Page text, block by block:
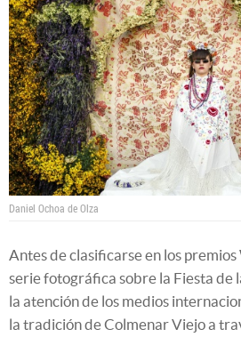
Daniel Ochoa de Olza
Antes de clasificarse en los
serie fotográfica sobre la Fiesta de
la atención de los medios
la tradición de Colmenar Viejo a